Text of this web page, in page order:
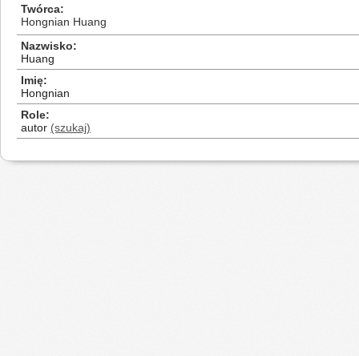
Twórca
Hongnian Huang
Nazwisko
Huang
Imię
Hongnian
Role
autor (szukaj)